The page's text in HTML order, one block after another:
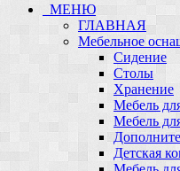
МЕНЮ
ГЛАВНАЯ
Мебельное
Сидение
Столы
Хранение
Мебель
Мебель
Детская